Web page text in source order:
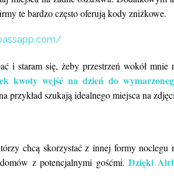
te bardzo często oferują kody zniżkowe.
i staram się, żeby przestrzeń wokół mnie
kwoty wejść na dzień do
przykład szukają idealnego miejsca na
chcą skorzystać z innej formy
z potencjalnymi gośćmi. Dzięki